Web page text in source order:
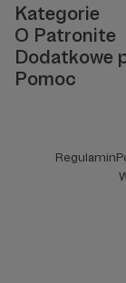
Kategorie
O Patronite
Dodatkowe
Pomoc
Regulamin